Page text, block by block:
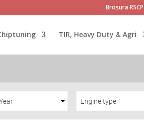
Broșura RSCP
TIR, Heavy Duty & Agri